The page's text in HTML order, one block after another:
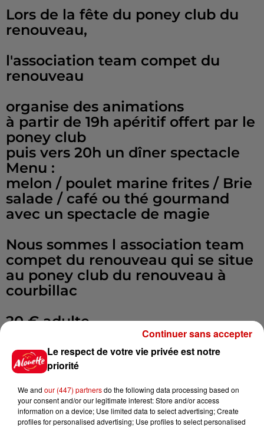
Lors de la fête du poney club du
renouveau,
l'association team compet du
renouveau
organise des animations
à partir de 19h apéritif offert par le
poney club
puis vers 20h un dîner spectacle
Menu :
melon / poulet marine frites / Brie
salade / café ou thé gourmand
avec un spectacle de magie
Nous sommes l association team
compet du renouveau qui se situe
au poney club du renouveau à
courbillac
20 € adulte
15 € enfant
Au poney club du renouveau à
courbillac
Le respect de votre vie privée est notre
priorité
We and our (447) partnersdo the following data processing based on
your consent and/or our legitimate interest: Store and/or access
information on a device; Use limited data to select advertising; Create
profiles for personalised advertising; Use profiles to select personalised
Continuer sans accepter